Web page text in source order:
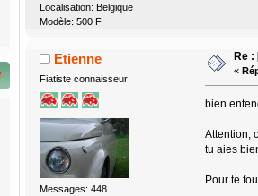
Localisation: Belgique
Modèle: 500 F
Etienne
Fiatiste connaisseur
Messages: 448
Re
«
bien
Attention,
tu aies
Pour te